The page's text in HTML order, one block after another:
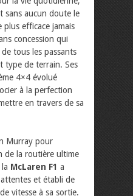
sans aucun doute le
efficace jamais
concession qui
tous les passants
type de terrain. Ses
4×4 évolué
à la perfection
en travers de sa
Murray pour
de la routière ultime
McLaren F1 a
et établi de
vitesse à sa sortie.